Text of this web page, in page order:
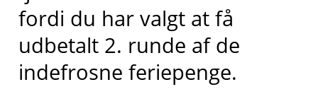
fordi du har valgt at få
udbetalt 2. runde af de
indefrosne feriepenge.